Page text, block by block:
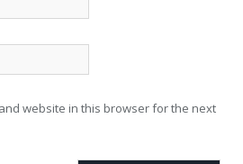
website in this browser for the next